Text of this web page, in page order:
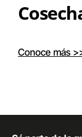
Conoce más